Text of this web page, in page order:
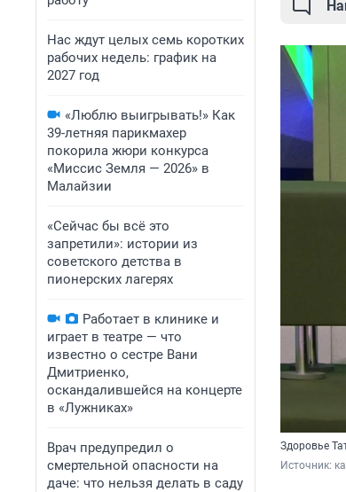
Нас ждут целых семь коротких
рабочих недель: график на
2027 год
«Люблю выигрывать!» Как
39-летняя парикмахер
покорила жюри конкурса
«Миссис Земля — 2026» в
Малайзии
«Сейчас бы всё это
запретили»: истории из
советского детства в
пионерских лагерях
Работает в клинике и
играет в театре — что
известно о сестре Вани
Дмитриенко,
оскандалившейся на концерте
в «Лужниках»
Врач предупредил о
смертельной опасности на
даче: что нельзя делать в саду
Здоровье
Источник: